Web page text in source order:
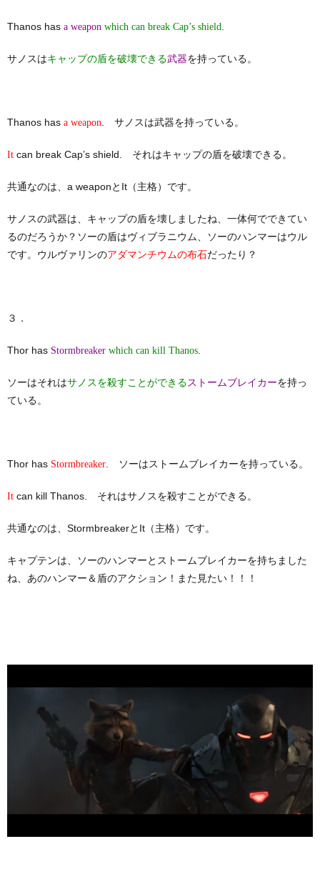
Thanos has a weapon which can break Cap’s shield
サノスはキャップの盾を破壊できる武器を持っている。
Thanos has a weapon . サノスは武器を持っている。
It can break Cap’s shield. それはキャップの盾を破壊できる。
共通なのは、a weaponとIt（主格）です。
サノスの武器は、キャップの盾を壊しましたね、一体何でできてい
るのだろうか？ソーの盾はヴィブラニウム、ソーのハンマーはウル
です。ウルヴァリンのアダマンチウムの布石だったり？
３．
Thor has Stormbreaker which can kill Thanos
ソーはそれはサノスを殺すことができる ストームブレイカーを持っ
ている。
Thor has Stormbreaker . ソーはストームブレイカーを持っている。
It can kill Thanos. それはサノスを殺すことができる。
共通なのは、StormbreakerとIt（主格）です。
キャプテンは、ソーのハンマーとストームブレイカーを持ちました
ね、あのハンマー＆盾のアクション！また見たい！！！